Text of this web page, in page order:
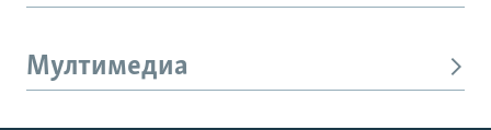
Мултимедиа